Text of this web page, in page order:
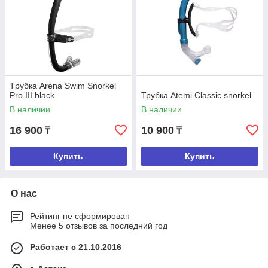
Tрубка Arena Swim Snorkel
Pro III black
В наличии
16 900 ₸
Купить
Трубка Atemi Classic snorkel
В наличии
10 900 ₸
Купить
О нас
Рейтинг не сформирован
Менее 5 отзывов за последний год
Работает с 21.10.2016